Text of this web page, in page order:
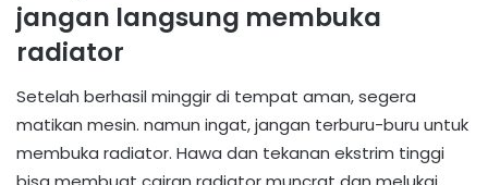
jangan langsung membuka
radiator
Setelah berhasil minggir di tempat aman, segera
matikan mesin. namun ingat, jangan terburu-buru untuk
membuka radiator. Hawa dan tekanan ekstrim tinggi